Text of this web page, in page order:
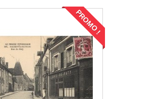
PROMO !